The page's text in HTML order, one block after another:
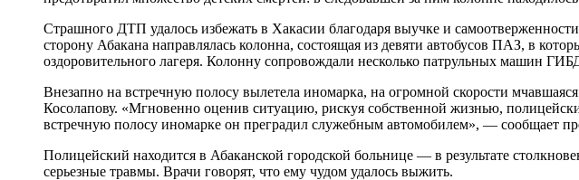
Страшного ДТП удалось избежать в Хакасии благодаря выучке и
сторону Абакана направлялась колонна, состоящая из девяти автобусов ПАЗ, в
оздоровительного лагеря. Колонну сопровождали несколько патрульных машин
Внезапно на встречную полосу вылетела иномарка, на огромной скорости
Косолапову. «Мгновенно оценив ситуацию, рискуя собственной жизнью,
встречную полосу иномарке он преградил служебным автомобилем», — сообщает
Полицейский находится в Абаканской городской больнице — в результате
серьезные травмы. Врачи говорят, что ему чудом удалось выжить.